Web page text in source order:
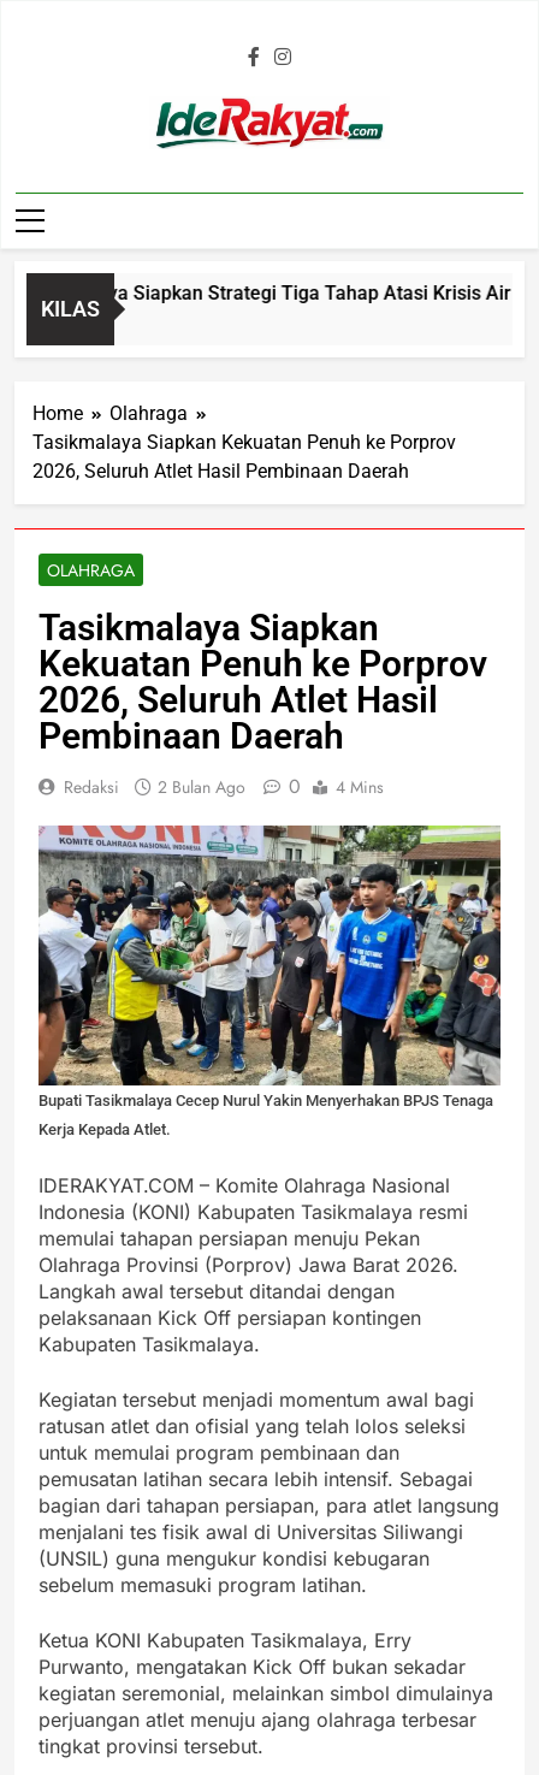
Iderakyat.com
KILAS
Siapkan Strategi Tiga Tahap Atasi Krisis Air Bersih
Home
Olahraga
Tasikmalaya Siapkan Kekuatan Penuh ke Porprov
2026, Seluruh Atlet Hasil Pembinaan Daerah
OLAHRAGA
Tasikmalaya Siapkan
Kekuatan Penuh ke Porprov
2026, Seluruh Atlet Hasil
Pembinaan Daerah
Redaksi 2 Bulan Ago 0 4 Mins
Bupati Tasikmalaya Cecep Nurul Yakin Menyerhakan BPJS Tenaga
Kerja Kepada Atlet.
IDERAKYAT.COM – Komite Olahraga Nasional
Indonesia (KONI) Kabupaten Tasikmalaya resmi
memulai tahapan persiapan menuju Pekan
Olahraga Provinsi (Porprov) Jawa Barat 2026.
Langkah awal tersebut ditandai dengan
pelaksanaan Kick Off persiapan kontingen
Kabupaten Tasikmalaya.
Kegiatan tersebut menjadi momentum awal bagi
ratusan atlet dan ofisial yang telah lolos seleksi
untuk memulai program pembinaan dan
pemusatan latihan secara lebih intensif. Sebagai
bagian dari tahapan persiapan, para atlet langsung
menjalani tes fisik awal di Universitas Siliwangi
(UNSIL) guna mengukur kondisi kebugaran
sebelum memasuki program latihan.
Ketua KONI Kabupaten Tasikmalaya, Erry
Purwanto, mengatakan Kick Off bukan sekadar
kegiatan seremonial, melainkan simbol dimulainya
perjuangan atlet menuju ajang olahraga terbesar
tingkat provinsi tersebut.